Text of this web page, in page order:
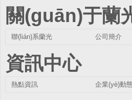
關(guān)于蘭
聯(lián)系蘭光 公司簡介
資訊中心
熱點資訊 企業(yè)動